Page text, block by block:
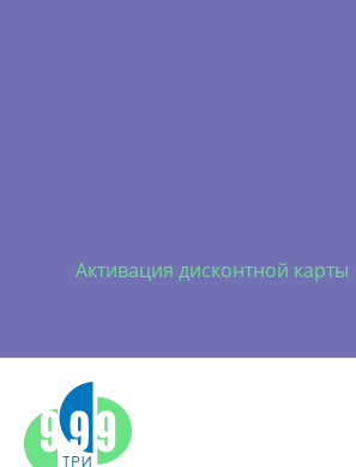
Активация дисконтной карты